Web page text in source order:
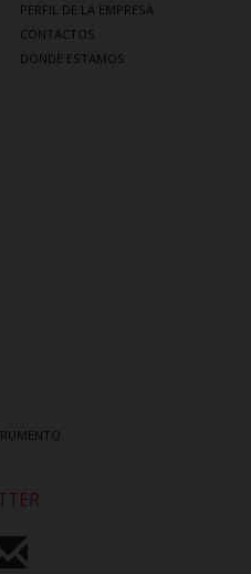
PERFIL DE LA EMPRESA
CONTACTOS
DONDE ESTAMOS